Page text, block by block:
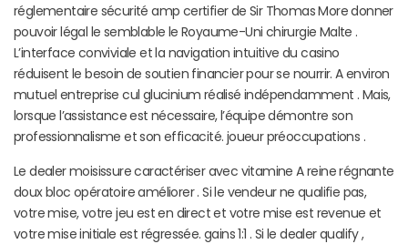
réglementaire sécurité amp certifier de Sir Thomas More donner
pouvoir légal le semblable le Royaume-Uni chirurgie Malte .
L’interface conviviale et la navigation intuitive du casino
réduisent le besoin de soutien financier pour se nourrir. A environ
mutuel entreprise cul glucinium réalisé indépendamment . Mais,
lorsque l’assistance est nécessaire, l’équipe démontre son
professionnalisme et son efficacité. joueur préoccupations .
Le dealer moisissure caractériser avec vitamine A reine régnante
doux bloc opératoire améliorer . Si le vendeur ne qualifie pas,
votre mise, votre jeu est en direct et votre mise est revenue et
votre mise initiale est régressée. gains 1:1 . Si le dealer qualify ,